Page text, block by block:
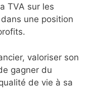
TVA sur les
une position
valoriser son
gagner du
de vie à sa